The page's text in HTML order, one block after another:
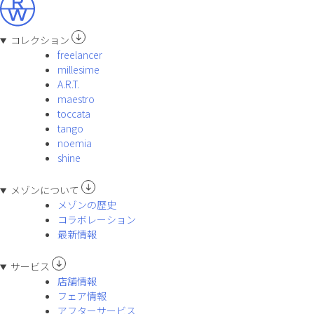
コレクション
freelancer
millesime
A.R.T.
maestro
toccata
tango
noemia
shine
メゾンについて
メゾンの歴史
コラボレーション
最新情報
サービス
店舗情報
フェア情報
アフターサービス